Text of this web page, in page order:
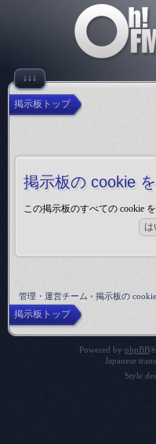
↓↓↓
掲示板トップ
掲示板の cookie
この掲示板のすべての cookie
管理・運営チーム • 掲示板の
掲示板トップ
Powered by phpBB®
Japanese
Style